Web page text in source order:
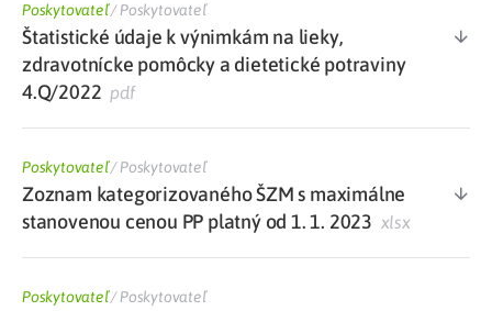
Poskytovateľ/Poskytovateľ
Štatistické údaje k výnimkám na lieky,
zdravotnícke pomôcky a dietetické potraviny
4.Q/2022 pdf
Poskytovateľ/Poskytovateľ
Zoznam kategorizovaného ŠZM s maximálne
stanovenou cenou PP platný od 1. 1. 2023 xlsx
Poskytovateľ/Poskytovateľ